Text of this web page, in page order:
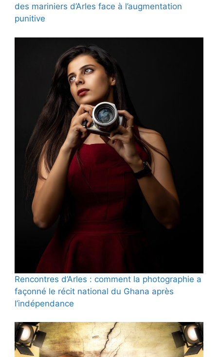
des mariniers d’Arles face à l’augmentation
punitive
Rencontres d’Arles : comment la photographie a
façonné le récit national du Ghana après
l’indépendance